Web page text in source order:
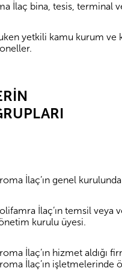
İlaç bina, tesis, terminal
yetkili kamu kurum ve
İlaç’ın genel
İlaç’ın temsil
kurulu üyesi.
İlaç’ın hizmet aldığı
İlaç’ın işletmelerinde